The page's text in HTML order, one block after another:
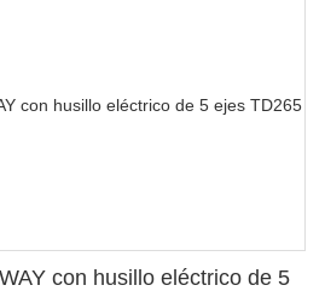
con husillo eléctrico de 5